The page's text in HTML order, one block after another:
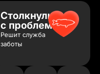
Столкнулись
с проблемой?
Решит служба
заботы